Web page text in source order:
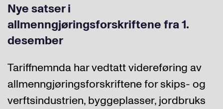
Nye satser i
allmenngjøringsforskriftene fra 1.
desember
Tariffnemnda har vedtatt videreføring av
allmenngjøringsforskriftene for skips- og
verftsindustrien, byggeplasser, jordbruks